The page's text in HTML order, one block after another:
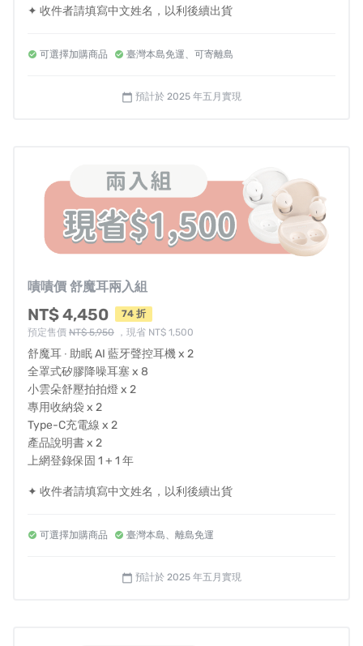
保證書、原廠包裝及所有附隨文件或資料），如有遺失、
能影響退貨權益。相關問題請洽客服信箱
明（訂購編號、訂購人姓名、電話、電子發票）。新品瑕
A. 包裝內容物與商品零件缺漏不完整。
B. 包裝有嚴重變形缺損或完成品缺損等。
C. 完整品塗裝嚴重汙損或塗裝缺漏。
客服聯絡方式
免付費電話：0800-537-538
產品問題服務信箱：service@e-sense.com.tw
逸盛科技 IG :https://www.instagram.com/esense_/
逸盛科技 FB 粉專 :
https://www.facebook.com/esense3C/?
ref=pages_you_manage
✦ 收件者請填寫中文姓名，以利後續出貨
可選擇加購商品 臺灣本島免運、可寄離島
calendar_today 預計於 2025 年五月實現
嘖嘖價 舒魔耳兩入組
NT$ 4,450
74 折
預定售價 NT$ 5,950 ，現省 NT$ 1,500
舒魔耳 ‧ 助眠 AI 藍牙聲控耳機 x 2
全罩式矽膠降噪耳塞 x 8
小雲朵舒壓拍拍燈 x 2
專用收納袋 x 2
Type-C充電線 x 2
產品說明書 x 2
上網登錄保固 1 + 1 年
✦ 收件者請填寫中文姓名，以利後續出貨
可選擇加購商品 臺灣本島、離島免運
calendar_today 預計於 2025 年五月實現